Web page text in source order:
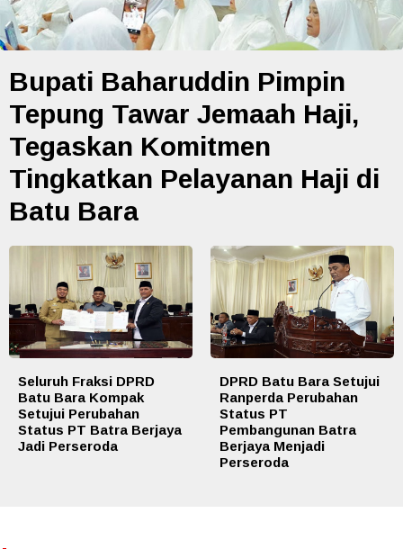
Bupati Baharuddin Pimpin
Tepung Tawar Jemaah Haji,
Tegaskan Komitmen
Tingkatkan Pelayanan Haji di
Batu Bara
Seluruh Fraksi DPRD
Batu Bara Kompak
Setujui Perubahan
Status PT Batra Berjaya
Jadi Perseroda
DPRD Batu Bara Setujui
Ranperda Perubahan
Status PT
Pembangunan Batra
Berjaya Menjadi
Perseroda